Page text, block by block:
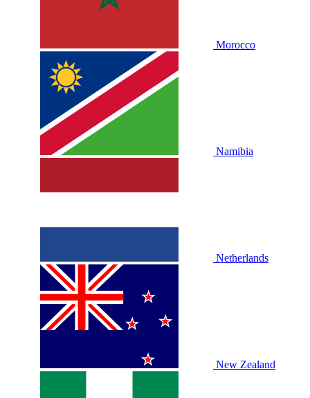
Morocco
Namibia
Netherlands
New Zealand